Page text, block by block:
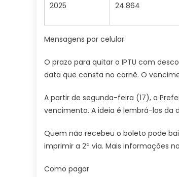
2025 24.864
Mensagens por celular
O prazo para quitar o IPTU com
data que consta no carnê. O
A partir de segunda-feira (17), a
vencimento. A ideia é lembrá-los da
Quem não recebeu o boleto pode
imprimir a 2ª via. Mais informações
Como pagar